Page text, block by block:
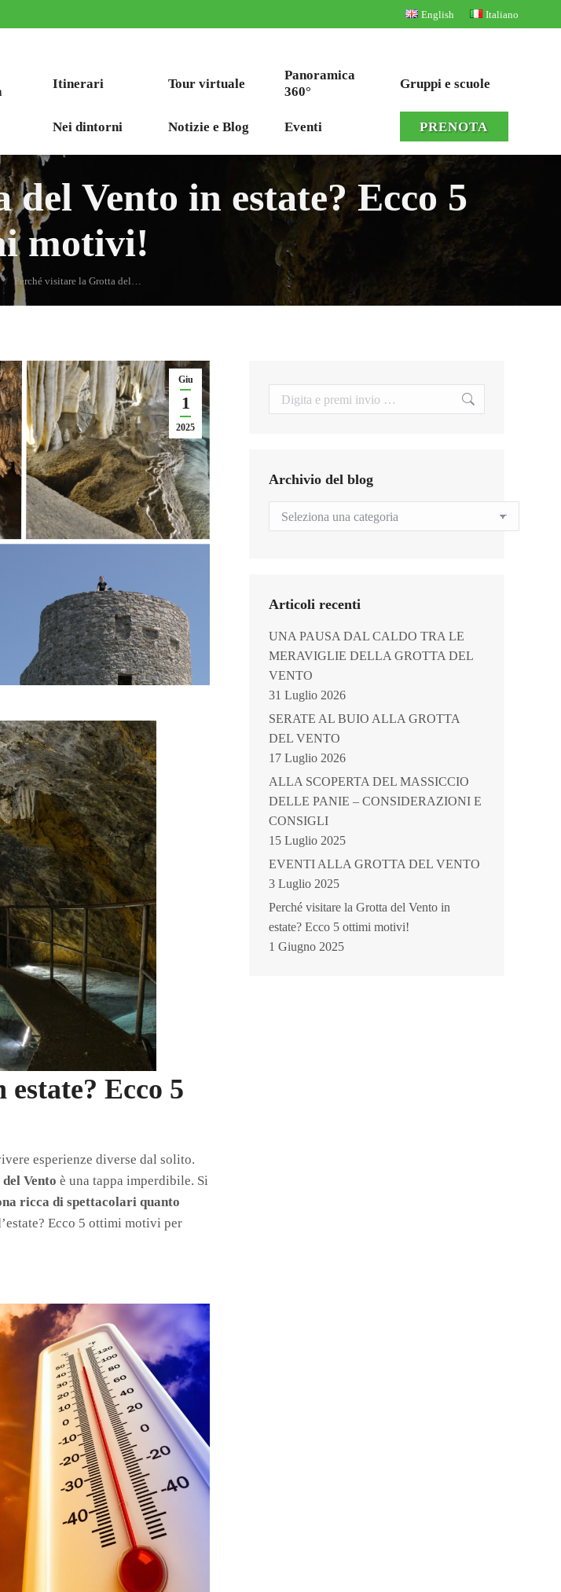
English Italiano
Itinerari Tour virtuale
Panoramica
360°
Gruppi e scuole
Nei dintorni Notizie e Blog Eventi PRENOTA
Vento in estate? Ecco 5
motivi!
Perché visitare la Grotta del…
Giu
1
2025
Ecco 5
esperienze diverse dal solito.
Vento è una tappa imperdibile. Si
ricca di spettacolari quanto
Ecco 5 ottimi motivi per
Search:
Archivio del blog
Archivio
del
Articoli recenti
UNA PAUSA DAL CALDO TRA LE
MERAVIGLIE DELLA GROTTA DEL
VENTO
31 Luglio 2026
SERATE AL BUIO ALLA GROTTA
DEL VENTO
17 Luglio 2026
ALLA SCOPERTA DEL MASSICCIO
DELLE PANIE – CONSIDERAZIONI E
CONSIGLI
15 Luglio 2025
EVENTI ALLA GROTTA DEL VENTO
3 Luglio 2025
Perché visitare la Grotta del Vento in
estate? Ecco 5 ottimi motivi!
1 Giugno 2025